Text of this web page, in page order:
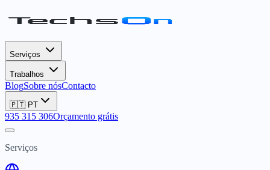
Serviços
Trabalhos
BlogSobre nósContacto
🇵🇹 PT
935 315 306Orçamento grátis
Serviços